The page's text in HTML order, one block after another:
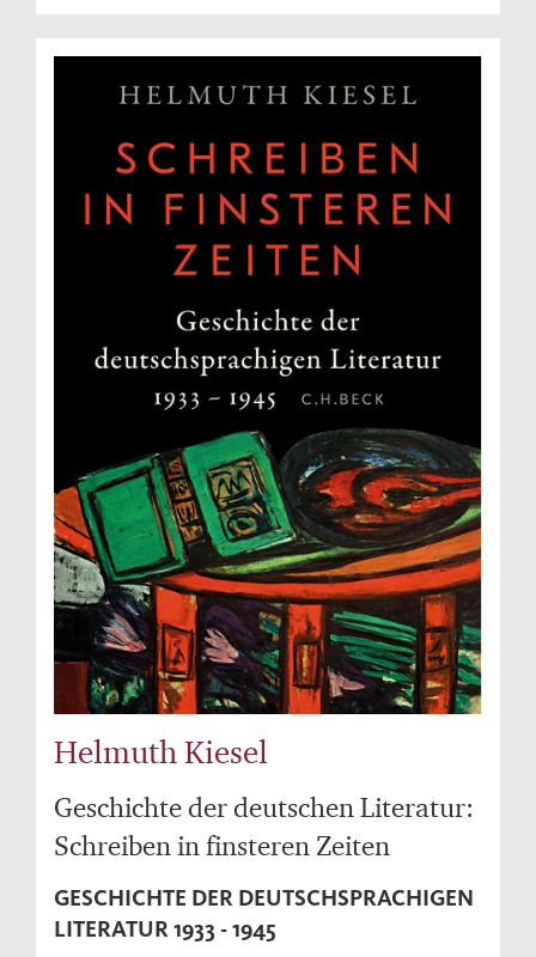
Helmuth Kiesel
Geschichte der deutschen Literatur:
Schreiben in finsteren Zeiten
GESCHICHTE DER DEUTSCHSPRACHIGEN
LITERATUR 1933 - 1945